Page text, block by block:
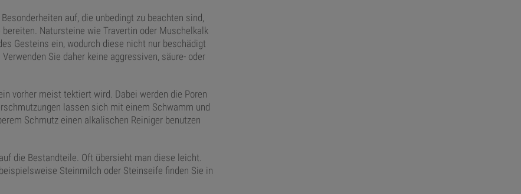
auf, die unbedingt zu beachten sind,
Natursteine wie Travertin oder Muschelkalk
Gesteins ein, wodurch diese nicht nur beschädigt
Sie daher keine aggressiven, säure- oder
vorher meist tektiert wird. Dabei werden die Poren
lassen sich mit einem Schwamm und
Schmutz einen alkalischen Reiniger benutzen
die Bestandteile. Oft übersieht man diese leicht.
Steinmilch oder Steinseife finden Sie in